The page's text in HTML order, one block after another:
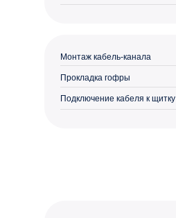
Монтаж кабель-канала
Прокладка гофры
Подключение кабеля к щитку